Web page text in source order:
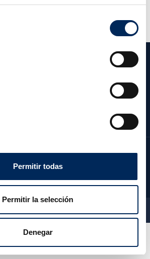
Permitir todas
Permitir la selección
Denegar